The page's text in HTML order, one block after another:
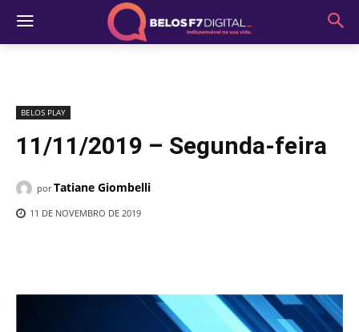
BELOS PLAY
11/11/2019 – Segunda-feira
por Tatiane Giombelli
11 DE NOVEMBRO DE 2019